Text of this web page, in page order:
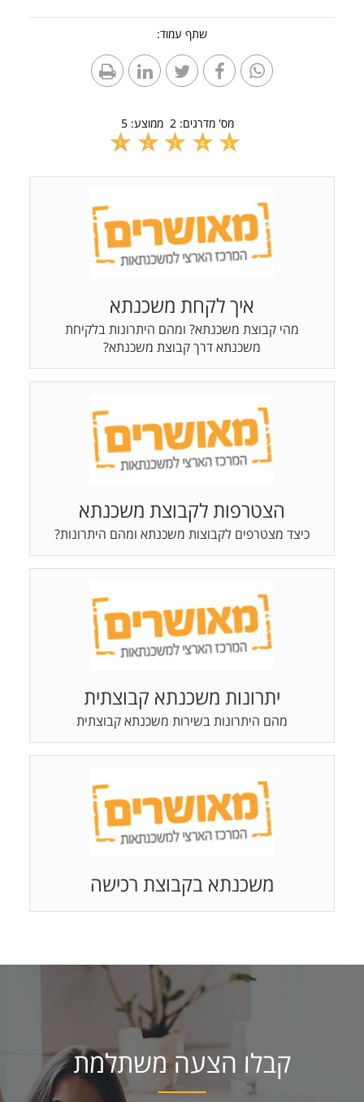
שתף עמוד:
מס' מדרגים:2 ממוצע:5
1 2 3 4 5
איך לקחת משכנתא
מהי קבוצת משכנתא? ומהם היתרונות בלקיחת
משכנתא דרך קבוצת משכנתא?
הצטרפות לקבוצת משכנתא
כיצד מצטרפים לקבוצות משכנתא ומהם היתרונות?
יתרונות משכנתא קבוצתית
מהם היתרונות בשירות משכנתא קבוצתית
משכנתא בקבוצת רכישה
קבלו הצעה משתלמת